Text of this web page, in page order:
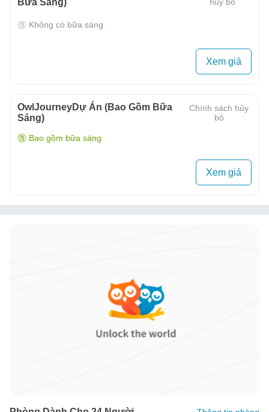
Bữa Sáng)
hủy bỏ
Không có bữa sáng
Xem giá
OwlJourneyDự Án (Bao Gồm Bữa
Sáng)
Chính sách hủy
bỏ
Bao gồm bữa sáng
Xem giá